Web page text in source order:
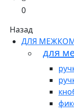
0
Назад
ДЛЯ
для